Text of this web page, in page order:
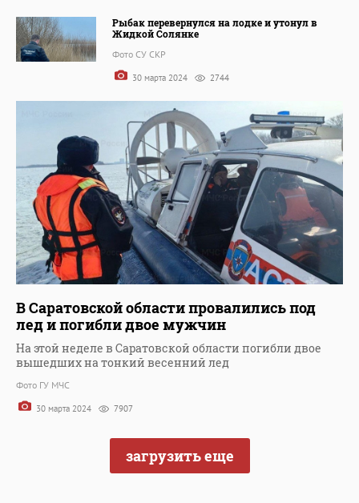
Рыбак перевернулся на лодке и утонул в
Жидкой Солянке
Фото СУ СКР
30 марта 2024 2744
В Саратовской области провалились под
лед и погибли двое мужчин
На этой неделе в Саратовской области погибли двое
вышедших на тонкий весенний лед
Фото ГУ МЧС
30 марта 2024 7907
загрузить еще